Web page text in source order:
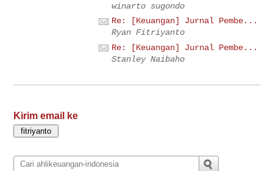
winarto sugondo
Re: [Keuangan] Jurnal Pembe...
Ryan Fitriyanto
Re: [Keuangan] Jurnal Pembe...
Stanley Naibaho
Kirim email ke